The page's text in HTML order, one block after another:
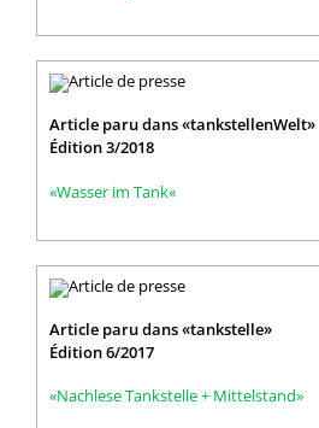
Article paru dans «tankstellenWelt»
Édition 3/2018
«Wasser im Tank«
Article paru dans «tankstelle»
Édition 6/2017
«Nachlese Tankstelle + Mittelstand»